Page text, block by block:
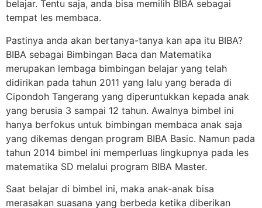
belajar. Tentu saja, anda bisa memilih BIBA sebagai
tempat les membaca.
Pastinya anda akan bertanya-tanya kan apa itu BIBA?
BIBA sebagai Bimbingan Baca dan Matematika
merupakan lembaga bimbingan belajar yang telah
didirikan pada tahun 2011 yang lalu yang berada di
Cipondoh Tangerang yang diperuntukkan kepada anak
yang berusia 3 sampai 12 tahun. Awalnya bimbel ini
hanya berfokus untuk bimbingan membaca anak saja
yang dikemas dengan program BIBA Basic. Namun pada
tahun 2014 bimbel ini memperluas lingkupnya pada les
matematika SD melalui program BIBA Master.
Saat belajar di bimbel ini, maka anak-anak bisa
merasakan suasana yang berbeda ketika diberikan